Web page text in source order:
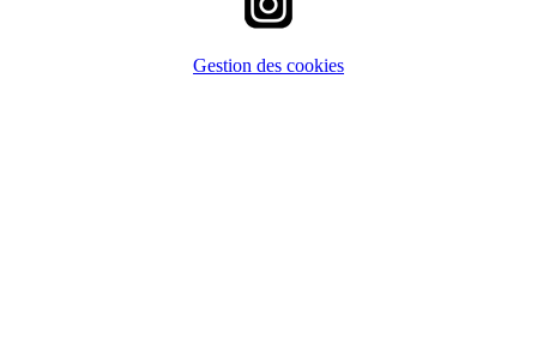
Gestion des cookies